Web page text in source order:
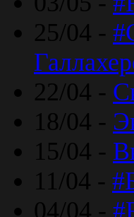
25/04 -
22/04 -
18/04 -
15/04 -
11/04 -
04/04 -